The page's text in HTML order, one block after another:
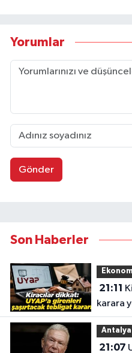
Yorumlar
Gönder
Son Haberler
21:11
karara
21:07